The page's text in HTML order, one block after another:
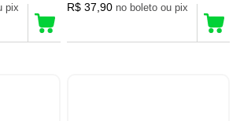
no boleto ou pix R$ 37,90 no boleto ou pix